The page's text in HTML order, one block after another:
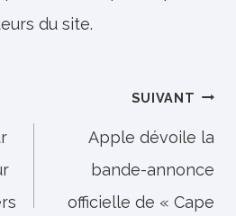
du site.
SUIVANT
Apple dévoile la
bande-annonce
officielle de « Cape